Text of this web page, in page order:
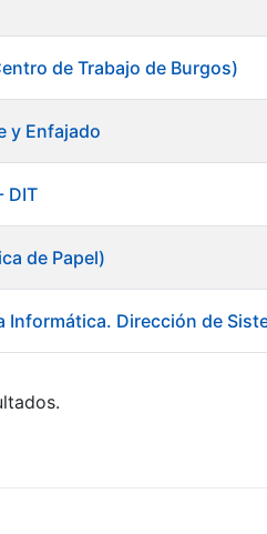
de Trabajo de Burgos)
y Enfajado
DIT
de Papel)
Informática. Dirección de